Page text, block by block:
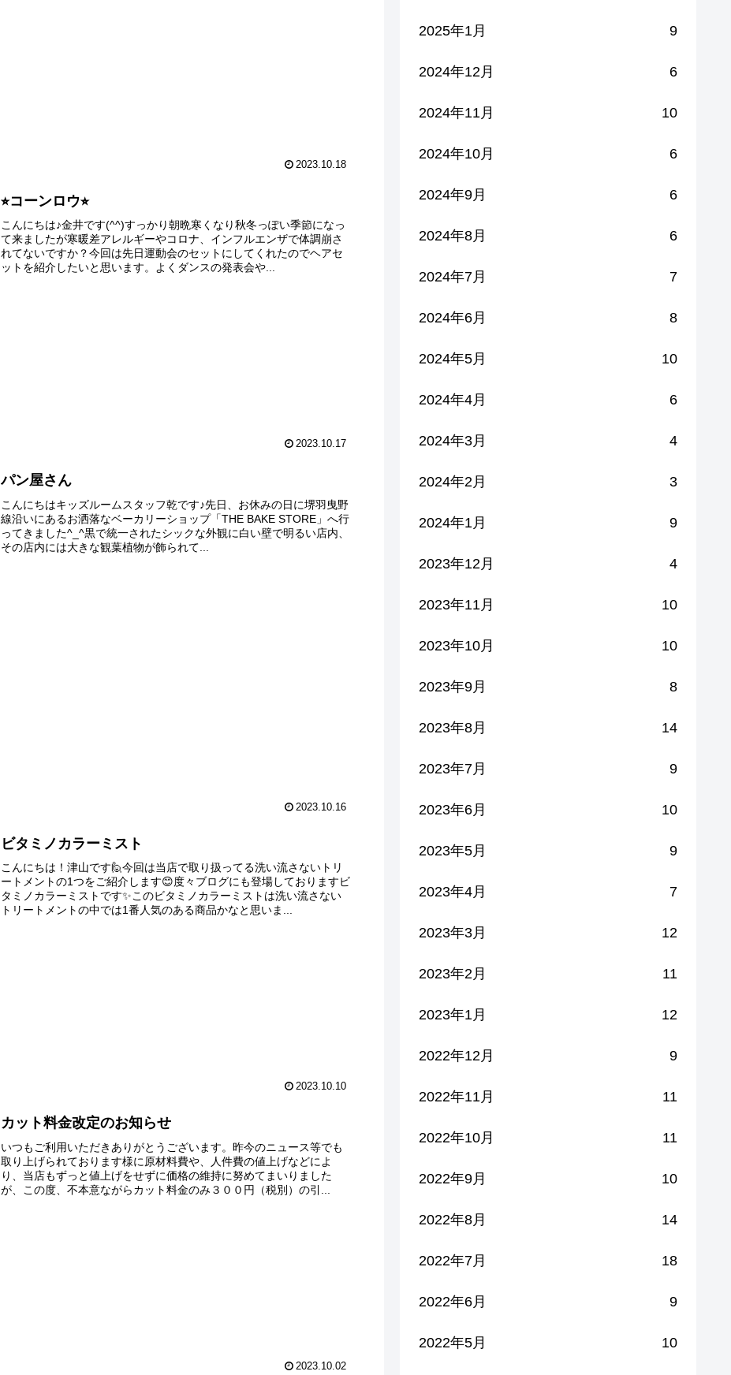
2023.10.18
⭐︎コーンロウ⭐︎
こんにちは♪金井です(^^)すっかり朝晩寒くなり秋冬っぽい季節になっ
て来ましたが寒暖差アレルギーやコロナ、インフルエンザで体調崩さ
れてないですか？今回は先日運動会のセットにしてくれたのでヘアセ
ットを紹介したいと思います。よくダンスの発表会や...
2023.10.17
パン屋さん
こんにちはキッズルームスタッフ乾です♪先日、お休みの日に堺羽曳野
線沿いにあるお洒落なベーカリーショップ「THE BAKE STORE」へ行
ってきました^_^黒で統一されたシックな外観に白い壁で明るい店内、
その店内には大きな観葉植物が飾られて...
2023.10.16
ビタミノカラーミスト
こんにちは！津山です🙋今回は当店で取り扱ってる洗い流さないトリ
ートメントの1つをご紹介します😊度々ブログにも登場しておりますビ
タミノカラーミストです✨このビタミノカラーミストは洗い流さない
トリートメントの中では1番人気のある商品かなと思いま...
2023.10.10
カット料金改定のお知らせ
いつもご利用いただきありがとうございます。昨今のニュース等でも
取り上げられております様に原材料費や、人件費の値上げなどによ
り、当店もずっと値上げをせずに価格の維持に努めてまいりました
が、この度、不本意ながらカット料金のみ３００円（税別）の引...
2023.10.02
2025年1月 9
2024年12月 6
2024年11月 10
2024年10月 6
2024年9月 6
2024年8月 6
2024年7月 7
2024年6月 8
2024年5月 10
2024年4月 6
2024年3月 4
2024年2月 3
2024年1月 9
2023年12月 4
2023年11月 10
2023年10月 10
2023年9月 8
2023年8月 14
2023年7月 9
2023年6月 10
2023年5月 9
2023年4月 7
2023年3月 12
2023年2月 11
2023年1月 12
2022年12月 9
2022年11月 11
2022年10月 11
2022年9月 10
2022年8月 14
2022年7月 18
2022年6月 9
2022年5月 10